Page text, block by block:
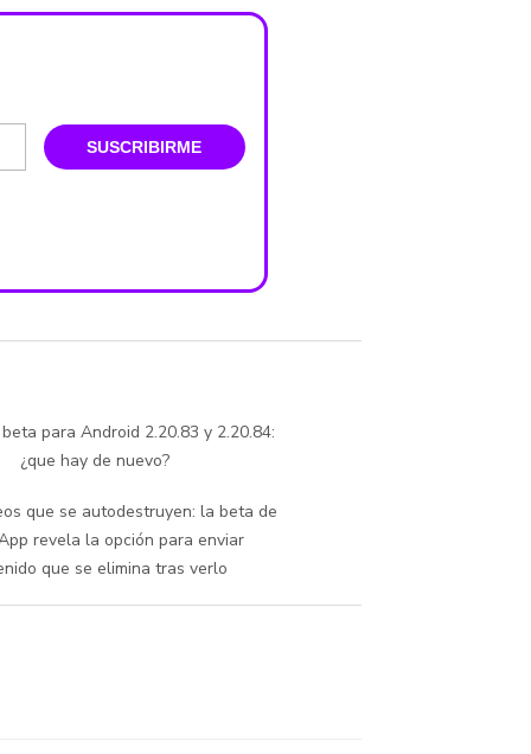
SUSCRIBIRME
para Android 2.20.83 y 2.20.84:
¿que hay de nuevo?
que se autodestruyen: la beta de
revela la opción para enviar
que se elimina tras verlo